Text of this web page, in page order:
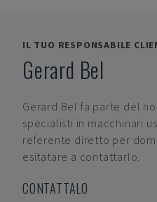
IL TUO RESPONSABILE
Gerard Bel
Gerard Bel fa parte del
specialisti in macchinari
referente diretto per
esitatare a contattarlo.
CONTATTALO